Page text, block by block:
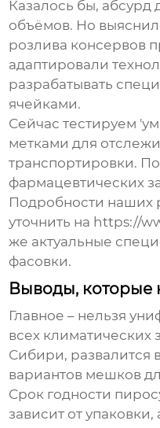
Казалось бы,
объёмов. Но
розлива консервов
адаптировали
разрабатывать
ячейками.
Сейчас тестируем
метками для
транспортировки.
фармацевтических
Подробности наших
уточнить на https://
же актуальные
фасовки.
Выводы, которые
Главное – нельзя
всех климатических
Сибири, развалится
вариантов мешков
Срок годности
зависит от упаковки,